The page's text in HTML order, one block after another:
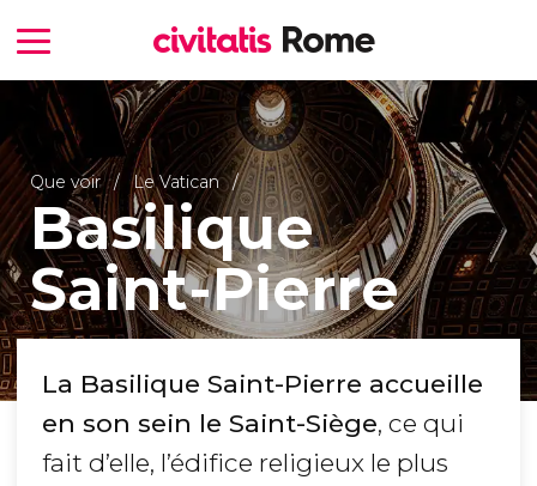
Que voir Le Vatican
Basilique
Saint-Pierre
La Basilique Saint-Pierre accueille
en son sein le Saint-Siège, ce qui
fait d’elle, l’édifice religieux le plus